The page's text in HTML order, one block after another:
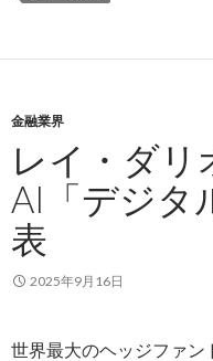
金融業界
レイ・ダリ
AI「デジタ
表
2025年9月16日
世界最大のヘッジファン